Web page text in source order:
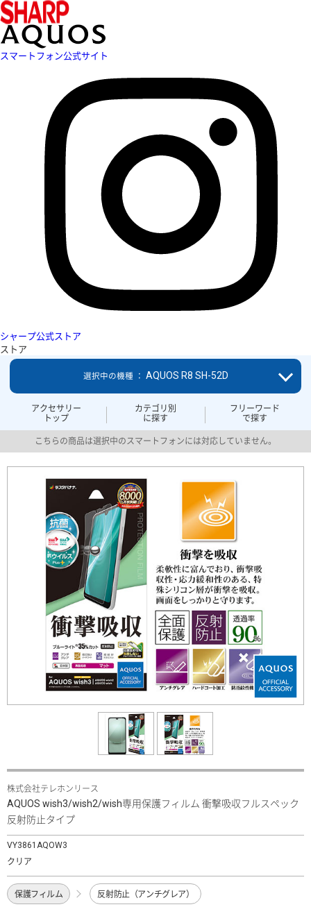
スマートフォン公式サイト
シャープ公式ストア
ストア
アクセサリー
トップ
カテゴリ別
に探す
フリーワード
で探す
選択中の機種 ： AQUOS R8 SH-52D
こちらの商品は選択中のスマートフォンには対応していません。
株式会社テレホンリース
AQUOS wish3/wish2/wish専用保護フィルム 衝撃吸収フルスペック
反射防止タイプ
VY3861AQOW3
クリア
保護フィルム 反射防止（アンチグレア）